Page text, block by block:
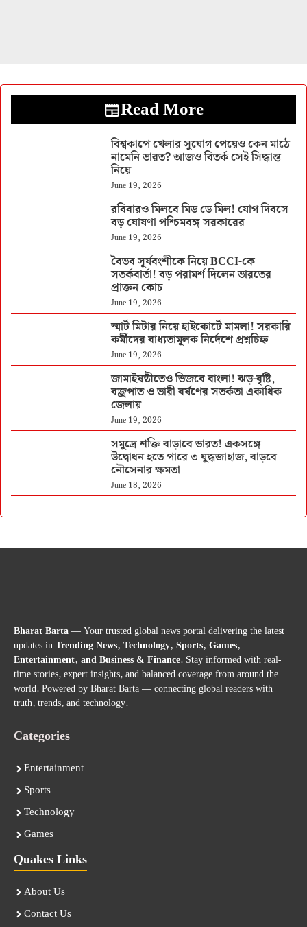
Read More
বিশ্বকাপে খেলার সুযোগ পেয়েও কেন মাঠে
নামেনি ভারত? আজও বিতর্ক সেই সিদ্ধান্ত
নিয়ে
June 19, 2026
রবিবারও মিলবে মিড ডে মিল! যোগ দিবসে
বড় ঘোষণা পশ্চিমবঙ্গ সরকারের
June 19, 2026
বৈভব সূর্যবংশীকে নিয়ে BCCI-কে
সতর্কবার্তা! বড় পরামর্শ দিলেন ভারতের
প্রাক্তন কোচ
June 19, 2026
স্মার্ট মিটার নিয়ে হাইকোর্টে মামলা! সরকারি
কর্মীদের বাধ্যতামূলক নির্দেশে প্রশ্নচিহ্ন
June 19, 2026
জামাইষষ্ঠীতেও ভিজবে বাংলা! ঝড়-বৃষ্টি,
বজ্রপাত ও ভারী বর্ষণের সতর্কতা একাধিক
জেলায়
June 19, 2026
সমুদ্রে শক্তি বাড়াবে ভারত! একসঙ্গে
উদ্বোধন হতে পারে ৩ যুদ্ধজাহাজ, বাড়বে
নৌসেনার ক্ষমতা
June 18, 2026
Bharat Barta— Your trusted global news portal delivering the latest
updates inTrending News, Technology, Sports, Games,
Entertainment, and Business & Finance. Stay informed with real-
time stories, expert insights, and balanced coverage from around the
world. Powered by Bharat Barta — connecting global readers with
truth, trends, and technology.
Categories
Entertainment
Sports
Technology
Games
Quakes Links
About Us
Contact Us